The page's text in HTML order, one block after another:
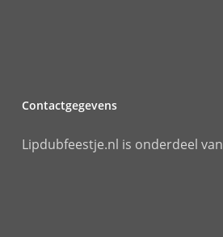
Contactgegevens
Lipdubfeestje.nl is onderdeel van